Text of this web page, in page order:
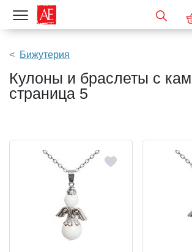
Показать меню
Бижутерия
Кулоны и браслеты с
страница 5